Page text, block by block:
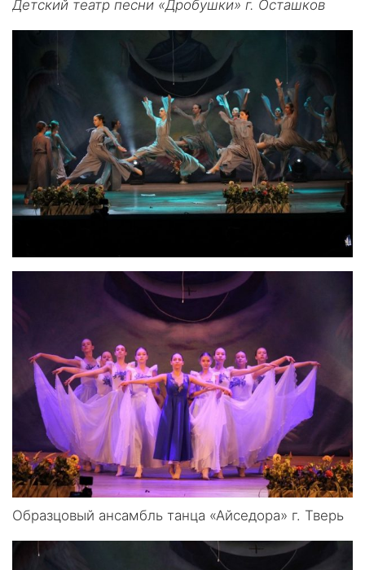
Детский театр песни «Дробушки» г. Осташков
Образцовый ансамбль танца «Айседора» г. Тверь